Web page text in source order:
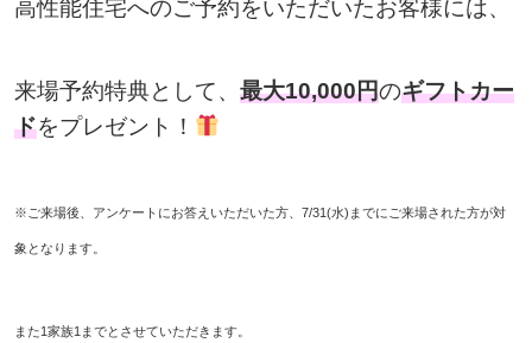
高性能住宅へのご予約をいただいたお客様には、
来場予約特典として、 最大10,000円のギフトカー
ドをプレゼント！
※ご来場後、アンケートにお答えいただいた方、7/31(水)までにご来場された方が対
象となります。
また1家族1までとさせていただきます。